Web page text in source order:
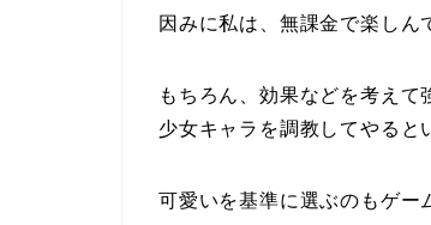
因みに私は、無課金で楽しん
もちろん、効果などを考え
少女キャラを調教してやると
可愛いを基準に選ぶのもゲー